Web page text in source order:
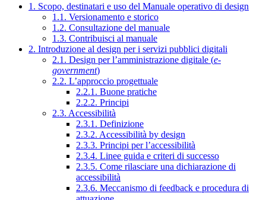
1. Scopo, destinatari e uso del Manuale operativo di design
1.1. Versionamento e storico
1.2. Consultazione del manuale
1.3. Contribuisci al manuale
2. Introduzione al design per i servizi pubblici digitali
2.1. Design per l’amministrazione digitale (e-
government)
2.2. L’approccio progettuale
2.2.1. Buone pratiche
2.2.2. Principi
2.3. Accessibilità
2.3.1. Definizione
2.3.2. Accessibilità by design
2.3.3. Principi per l’accessibilità
2.3.4. Linee guida e criteri di successo
2.3.5. Come rilasciare una dichiarazione di
accessibilità
2.3.6. Meccanismo di feedback e procedura di